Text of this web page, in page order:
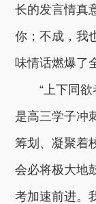
长的发言情真
你；不成，我
味情话燃爆了
“上下同
是高三学子冲
筹划、凝聚着
会必将极大地
考加速前进。